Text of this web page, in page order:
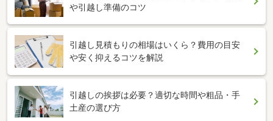
や引越し準備のコツ
引越し見積もりの相場はいくら？費用の目安
や安く抑えるコツを解説
引越しの挨拶は必要？適切な時間や粗品・手
土産の選び方